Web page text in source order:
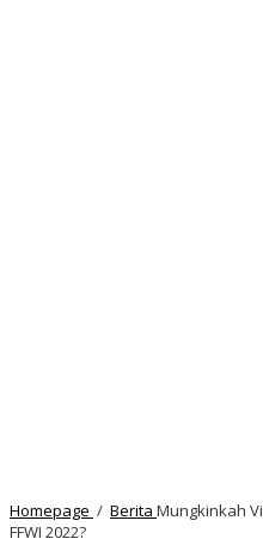
Homepage / Berita Mungkinkah
FFWI 2022?